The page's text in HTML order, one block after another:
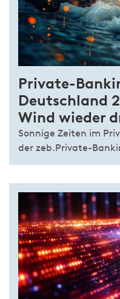
Private-
Deutschland
Wind wieder
Sonnige Zeiten im
der zeb.Private-